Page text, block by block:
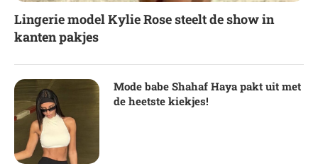
Lingerie model Kylie Rose steelt de show in
kanten pakjes
Mode babe Shahaf Haya pakt uit met
de heetste kiekjes!